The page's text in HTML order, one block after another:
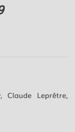
Claude Leprêtre,